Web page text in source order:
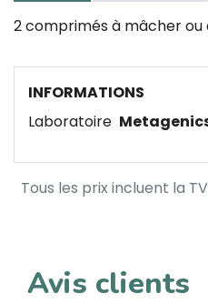
2 comprimés à mâcher
INFORMATIONS
Laboratoire
Tous les prix incluent la
Avis clients